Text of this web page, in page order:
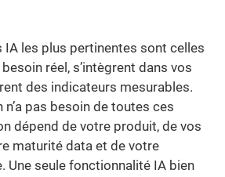
IA les plus pertinentes sont celles
réel, s’intègrent dans vos
des indicateurs mesurables.
pas besoin de toutes ces
dépend de votre produit, de vos
maturité data et de votre
Une seule fonctionnalité IA bien